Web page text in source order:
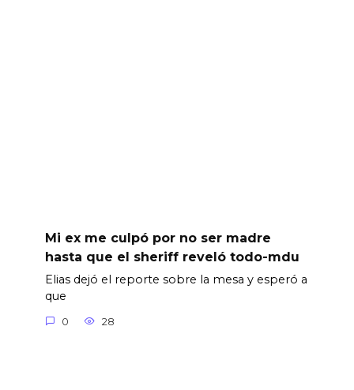
Mi ex me culpó por no ser madre
hasta que el sheriff reveló todo-mdu
Elias dejó el reporte sobre la mesa y esperó a
que
0 28